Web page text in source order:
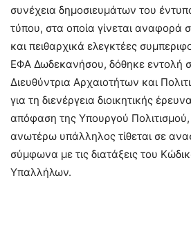
συνέχεια δημοσιευμάτων του
τύπου, στα οποία γίνεται αναφορά
και πειθαρχικά ελεγκτέες
ΕΦΑ Δωδεκανήσου, δόθηκε εντολή
Διευθύντρια Αρχαιοτήτων και
για τη διενέργεια διοικητικής
απόφαση της Υπουργού
ανωτέρω υπάλληλος τίθεται σε
σύμφωνα με τις διατάξεις του
Υπαλλήλων.